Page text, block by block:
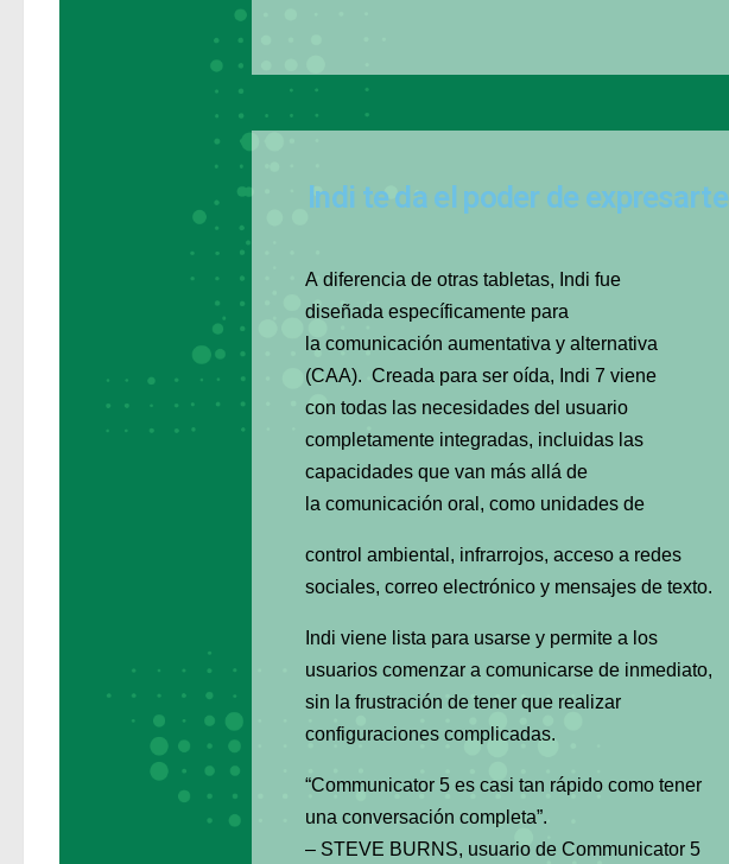
Indi te da el poder de expresarte
A diferencia de otras tabletas, Indi fue
diseñada específicamente para
la comunicación aumentativa y alternativa
(CAA). Creada para ser oída, Indi 7 viene
con todas las necesidades del usuario
completamente integradas, incluidas las
capacidades que van más allá de
la comunicación oral, como unidades de
control ambiental, infrarrojos, acceso a redes
sociales, correo electrónico y mensajes de texto.
Indi viene lista para usarse y permite a los
usuarios comenzar a comunicarse de inmediato,
sin la frustración de tener que realizar
configuraciones complicadas.
“Communicator 5 es casi tan rápido como tener
una conversación completa”.
– STEVE BURNS, usuario de Communicator 5